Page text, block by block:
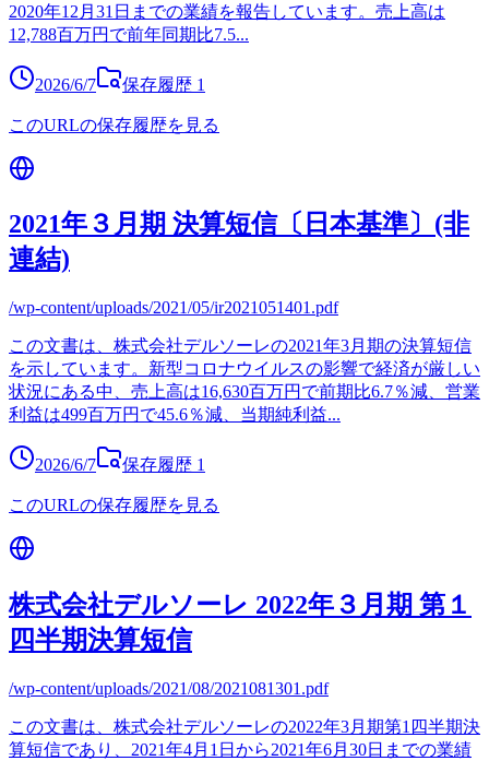
2020年12月31日までの業績を報告しています。売上高は
12,788百万円で前年同期比7.5...
2026/6/7 保存履歴 1
このURLの保存履歴を見る
2021年３月期 決算短信〔日本基準〕(非
連結)
/wp-content/uploads/2021/05/ir2021051401.pdf
この文書は、株式会社デルソーレの2021年3月期の決算短信
を示しています。新型コロナウイルスの影響で経済が厳しい
状況にある中、売上高は16,630百万円で前期比6.7％減、営業
利益は499百万円で45.6％減、当期純利益...
2026/6/7 保存履歴 1
このURLの保存履歴を見る
株式会社デルソーレ 2022年３月期 第１
四半期決算短信
/wp-content/uploads/2021/08/2021081301.pdf
この文書は、株式会社デルソーレの2022年3月期第1四半期決
算短信であり、2021年4月1日から2021年6月30日までの業績